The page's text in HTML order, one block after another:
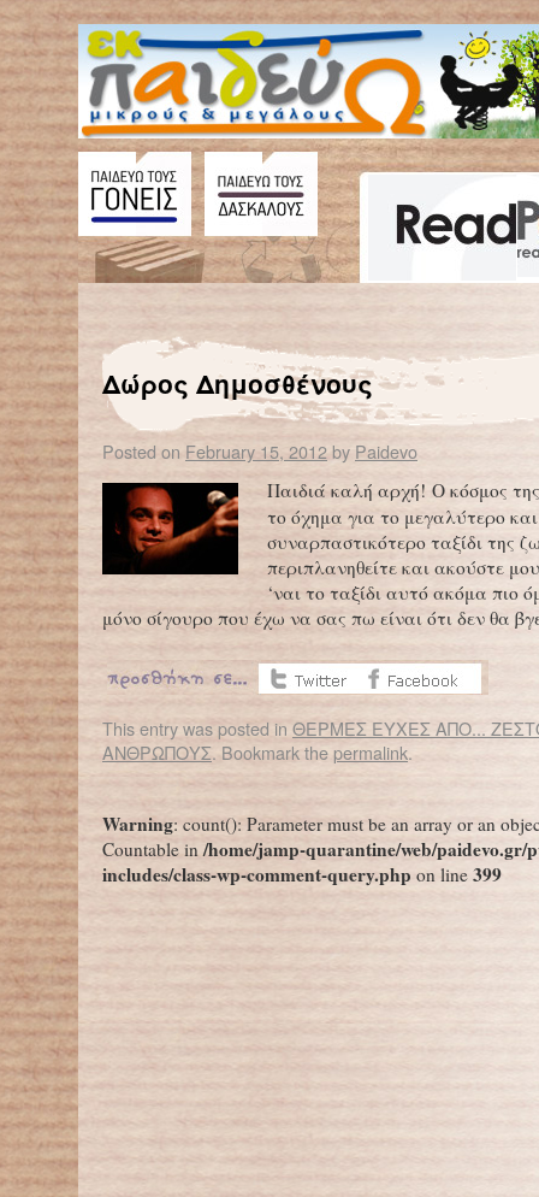
Χάρης Βλαβιανός – συγγραφέας και ποιητής
Δώρος Δημοσθένους
Posted on February 15, 2012by Paidevo
Παιδιά καλή αρχή! Ο κόσμος
το όχημα για το μεγαλύτερο και
συναρπαστικότερο ταξίδι της
περιπλανηθείτε και ακούστε
‘ναι το ταξίδι αυτό ακόμα πιο
μόνο σίγουρο που έχω να σας πω είναι ότι δεν θα
This entry was posted in ΘΕΡΜΕΣ ΕΥΧΕΣ ΑΠΟ...
ΑΝΘΡΩΠΟΥΣ. Bookmark thepermalink.
Warning: count(): Parameter must be an array or an
Countable in/home/jamp-quarantine/web/paidevo.gr/
includes/class-wp-comment-query.php on line 399